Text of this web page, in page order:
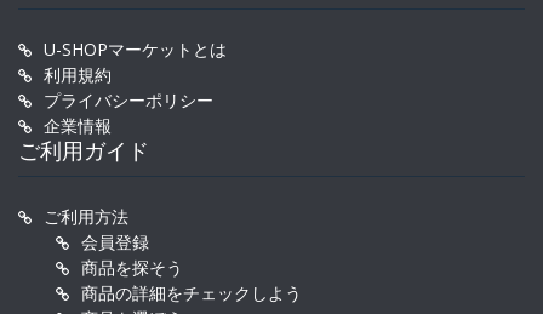
U-SHOPマーケットとは
利用規約
プライバシーポリシー
企業情報
ご利用ガイド
ご利用方法
会員登録
商品を探そう
商品の詳細をチェックしよう